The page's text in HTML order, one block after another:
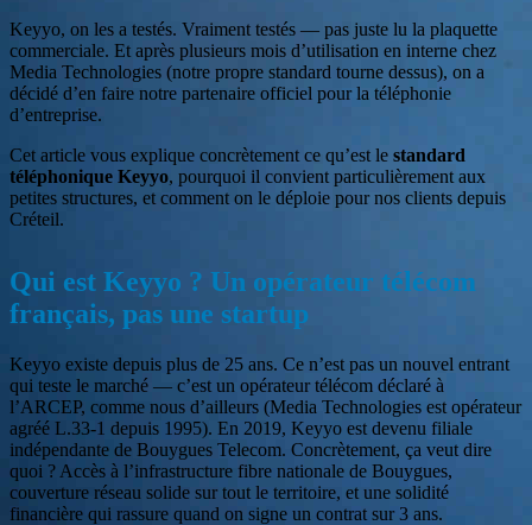
Keyyo, on les a testés. Vraiment testés — pas juste lu la plaquette
commerciale. Et après plusieurs mois d’utilisation en interne chez
Media Technologies (notre propre standard tourne dessus), on a
décidé d’en faire notre partenaire officiel pour la téléphonie
d’entreprise.
Cet article vous explique concrètement ce qu’est le standard
téléphonique Keyyo, pourquoi il convient particulièrement aux
petites structures, et comment on le déploie pour nos clients depuis
Créteil.
Qui est Keyyo ? Un opérateur télécom
français, pas une startup
Keyyo existe depuis plus de 25 ans. Ce n’est pas un nouvel entrant
qui teste le marché — c’est un opérateur télécom déclaré à
l’ARCEP, comme nous d’ailleurs (Media Technologies est opérateur
agréé L.33-1 depuis 1995). En 2019, Keyyo est devenu filiale
indépendante de Bouygues Telecom. Concrètement, ça veut dire
quoi ? Accès à l’infrastructure fibre nationale de Bouygues,
couverture réseau solide sur tout le territoire, et une solidité
financière qui rassure quand on signe un contrat sur 3 ans.